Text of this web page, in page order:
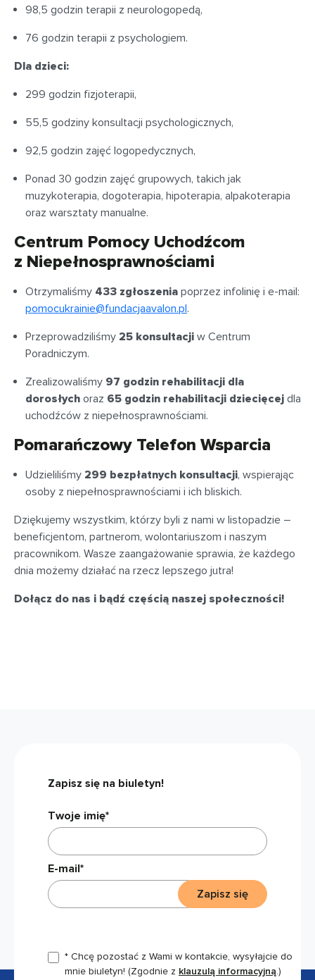
98,5 godzin terapii z neurologopedą,
76 godzin terapii z psychologiem.
Dla dzieci:
299 godzin fizjoterapii,
55,5 godziny konsultacji psychologicznych,
92,5 godzin zajęć logopedycznych,
Ponad 30 godzin zajęć grupowych, takich jak
muzykoterapia, dogoterapia, hipoterapia, alpakoterapia
oraz warsztaty manualne.
Centrum Pomocy Uchodźcom
z Niepełnosprawnościami
Otrzymaliśmy 433 zgłoszenia poprzez infolinię i e-mail:
pomocukrainie@fundacjaavalon.pl.
Przeprowadziliśmy 25 konsultacji w Centrum
Poradniczym.
Zrealizowaliśmy 97 godzin rehabilitacji dla
dorosłych oraz 65 godzin rehabilitacji dziecięcej dla
uchodźców z niepełnosprawnościami.
Pomarańczowy Telefon Wsparcia
Udzieliliśmy 299 bezpłatnych konsultacji, wspierając
osoby z niepełnosprawnościami i ich bliskich.
Dziękujemy wszystkim, którzy byli z nami w listopadzie –
beneficjentom, partnerom, wolontariuszom i naszym
pracownikom. Wasze zaangażowanie sprawia, że każdego
dnia możemy działać na rzecz lepszego jutra!
Dołącz do nas i bądź częścią naszej społeczności!
Zapisz się na biuletyn!
Twoje imię*
E-mail*
* Chcę pozostać z Wami w kontakcie, wysyłajcie do
mnie biuletyn! (Zgodnie z klauzulą informacyjną.)
Zapisz się